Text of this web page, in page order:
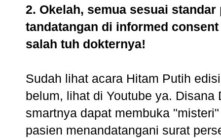
2. Okelah, semua sesuai
tandatangan di informed
salah tuh dokternya!
Sudah lihat acara Hitam Putih
belum, lihat di Youtube ya.
smartnya dapat membuka
pasien menandatangani surat